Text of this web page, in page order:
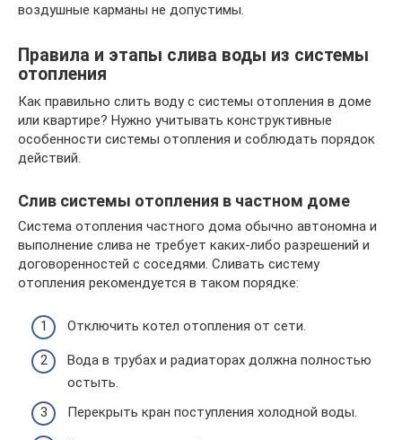
воздушные карманы не допустимы.
Правила и этапы слива воды из системы
отопления
Как правильно слить воду с системы отопления в доме
или квартире? Нужно учитывать конструктивные
особенности системы отопления и соблюдать порядок
действий.
Слив системы отопления в частном доме
Система отопления частного дома обычно автономна и
выполнение слива не требует каких-либо разрешений и
договоренностей с соседями. Сливать систему
отопления рекомендуется в таком порядке:
Отключить котел отопления от сети.
Вода в трубах и радиаторах должна полностью
остыть.
Перекрыть кран поступления холодной воды.